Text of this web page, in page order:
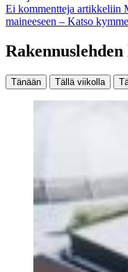
Ei kommentteja artikkeliin
maineeseen – Katso
Tänään Tällä viikolla